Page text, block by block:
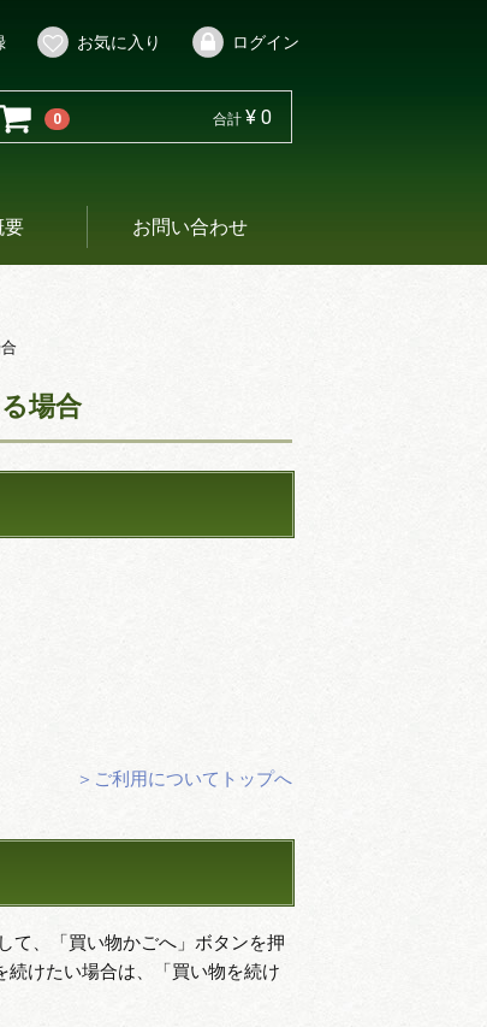
0 合計 ¥ 0
お気に入り ログイン
要 お問い合わせ
場合
＞ご利用についてトップへ
て、「買い物かごへ」ボタンを押
けたい場合は、「買い物を続け